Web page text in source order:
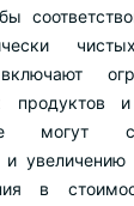
продуктов
могут
увеличению
в